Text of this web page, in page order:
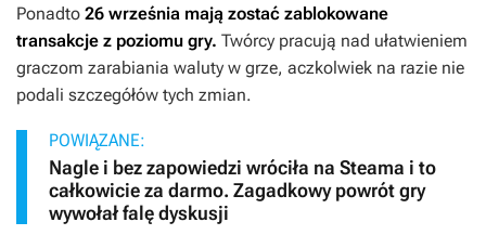
Ponadto 26 września mają zostać zablokowane
transakcje z poziomu gry. Twórcy pracują nad ułatwieniem
graczom zarabiania waluty w grze, aczkolwiek na razie nie
podali szczegółów tych zmian.
POWIĄZANE:
Nagle i bez zapowiedzi wróciła na Steama i to
całkowicie za darmo. Zagadkowy powrót gry
wywołał falę dyskusji